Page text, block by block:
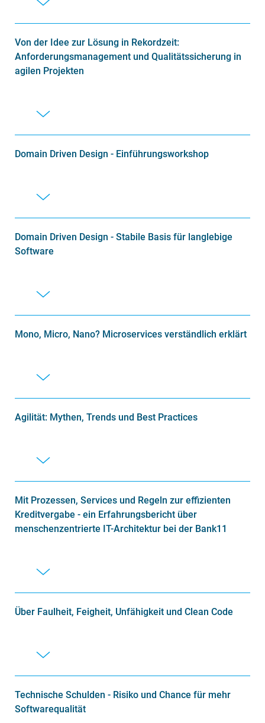
Von der Idee zur Lösung in Rekordzeit:
Anforderungsmanagement und Qualitätssicherung in
agilen Projekten
Domain Driven Design - Einführungsworkshop
Domain Driven Design - Stabile Basis für langlebige
Software
Mono, Micro, Nano? Microservices verständlich erklärt
Agilität: Mythen, Trends und Best Practices
Mit Prozessen, Services und Regeln zur effizienten
Kreditvergabe - ein Erfahrungsbericht über
menschenzentrierte IT-Architektur bei der Bank11
Über Faulheit, Feigheit, Unfähigkeit und Clean Code
Technische Schulden - Risiko und Chance für mehr
Softwarequalität